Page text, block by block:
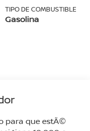
TIPO DE COMBUSTIBLE
Gasolina
para que estÃ©